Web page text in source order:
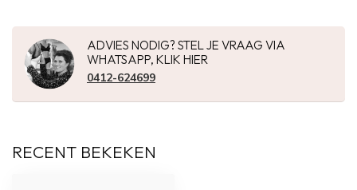
ADVIES NODIG? STEL JE VRAAG VIA
WHATSAPP, KLIK HIER
0412-624699
RECENT BEKEKEN